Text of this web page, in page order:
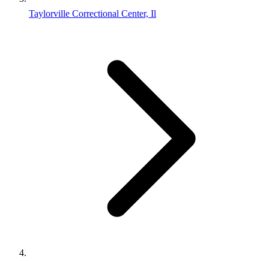
Taylorville Correctional Center, Il